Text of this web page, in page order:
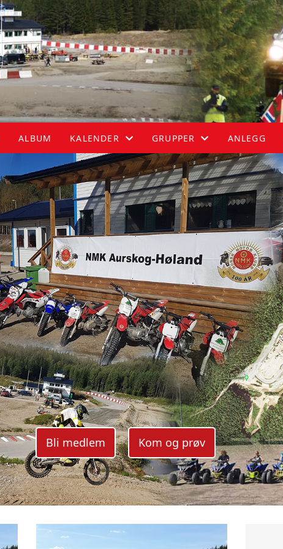
ALBUM KALENDER
KALENDER
LISTE
GRUPPER
ATV
HASTIGHET
MC
RALLY
ANLEGG
Bli medlem Kom og prøv